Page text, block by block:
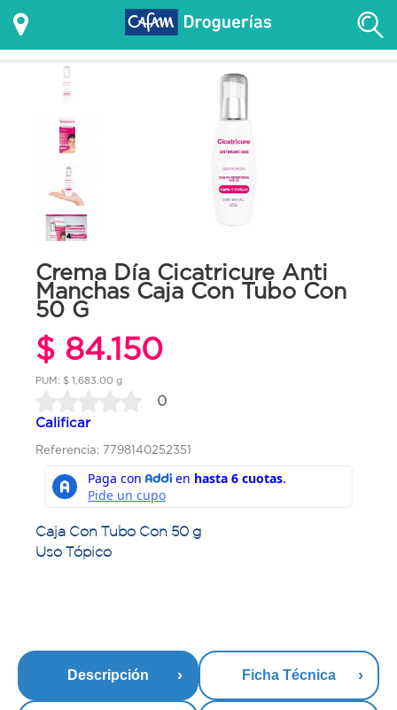
Crema Día Cicatricure Anti
Manchas Caja Con Tubo Con
50 G
$ 84.150
PUM: $ 1,683.00 g
0
Calificar
Referencia: 7798140252351
Caja Con Tubo Con 50 g
Uso Tópico
Descripción Ficha Técnica